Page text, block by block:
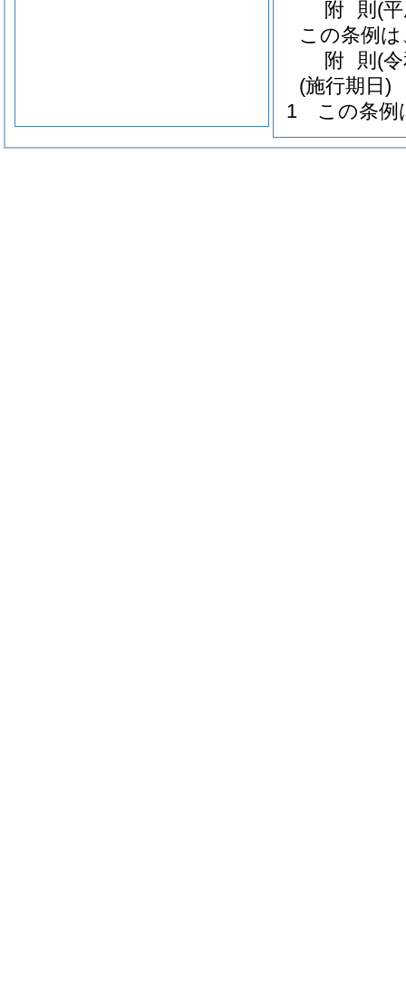
附 則 (
この条例
附 則 (
(施行期日)
1
この条例